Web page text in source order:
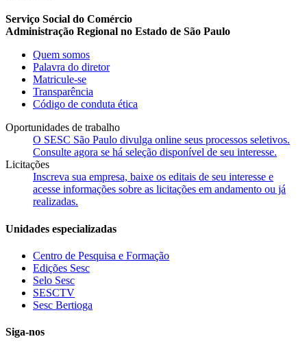
Serviço Social do Comércio
Administração Regional no Estado de São Paulo
Quem somos
Palavra do diretor
Matricule-se
Transparência
Código de conduta ética
Oportunidades de trabalho
O SESC São Paulo divulga online seus processos seletivos.
Consulte agora se há seleção disponível de seu interesse.
Licitações
Inscreva sua empresa, baixe os editais de seu interesse e
acesse informações sobre as licitações em andamento ou já
realizadas.
Unidades especializadas
Centro de Pesquisa e Formação
Edições Sesc
Selo Sesc
SESCTV
Sesc Bertioga
Siga-nos